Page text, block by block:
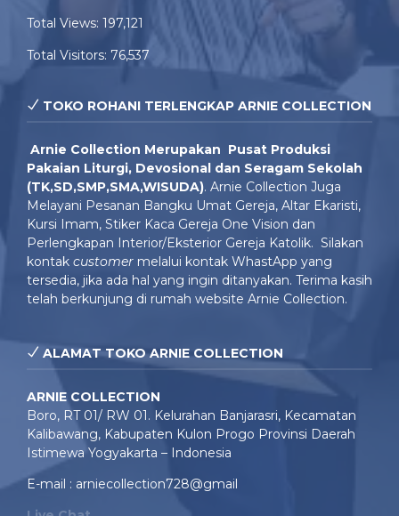
Total Views: 197,121
Total Visitors: 76,537
TOKO ROHANI TERLENGKAP ARNIE COLLECTION
Arnie Collection Merupakan Pusat Produksi
Pakaian Liturgi, Devosional dan Seragam Sekolah
(TK,SD,SMP,SMA,WISUDA). Arnie Collection Juga
Melayani Pesanan Bangku Umat Gereja, Altar Ekaristi,
Kursi Imam, Stiker Kaca Gereja One Vision dan
Perlengkapan Interior/Eksterior Gereja Katolik. Silakan
kontak customer melalui kontak WhastApp yang
tersedia, jika ada hal yang ingin ditanyakan. Terima kasih
telah berkunjung di rumah website Arnie Collection.
ALAMAT TOKO ARNIE COLLECTION
ARNIE COLLECTION
Boro, RT 01/ RW 01. Kelurahan Banjarasri, Kecamatan
Kalibawang, Kabupaten Kulon Progo Provinsi Daerah
Istimewa Yogyakarta – Indonesia
E-mail : arniecollection728@gmail